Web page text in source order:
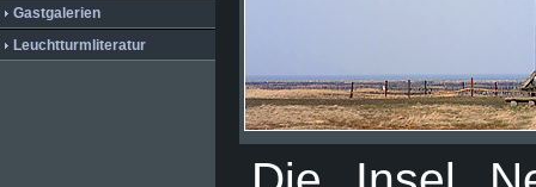
Gastgalerien
Leuchtturmliteratur